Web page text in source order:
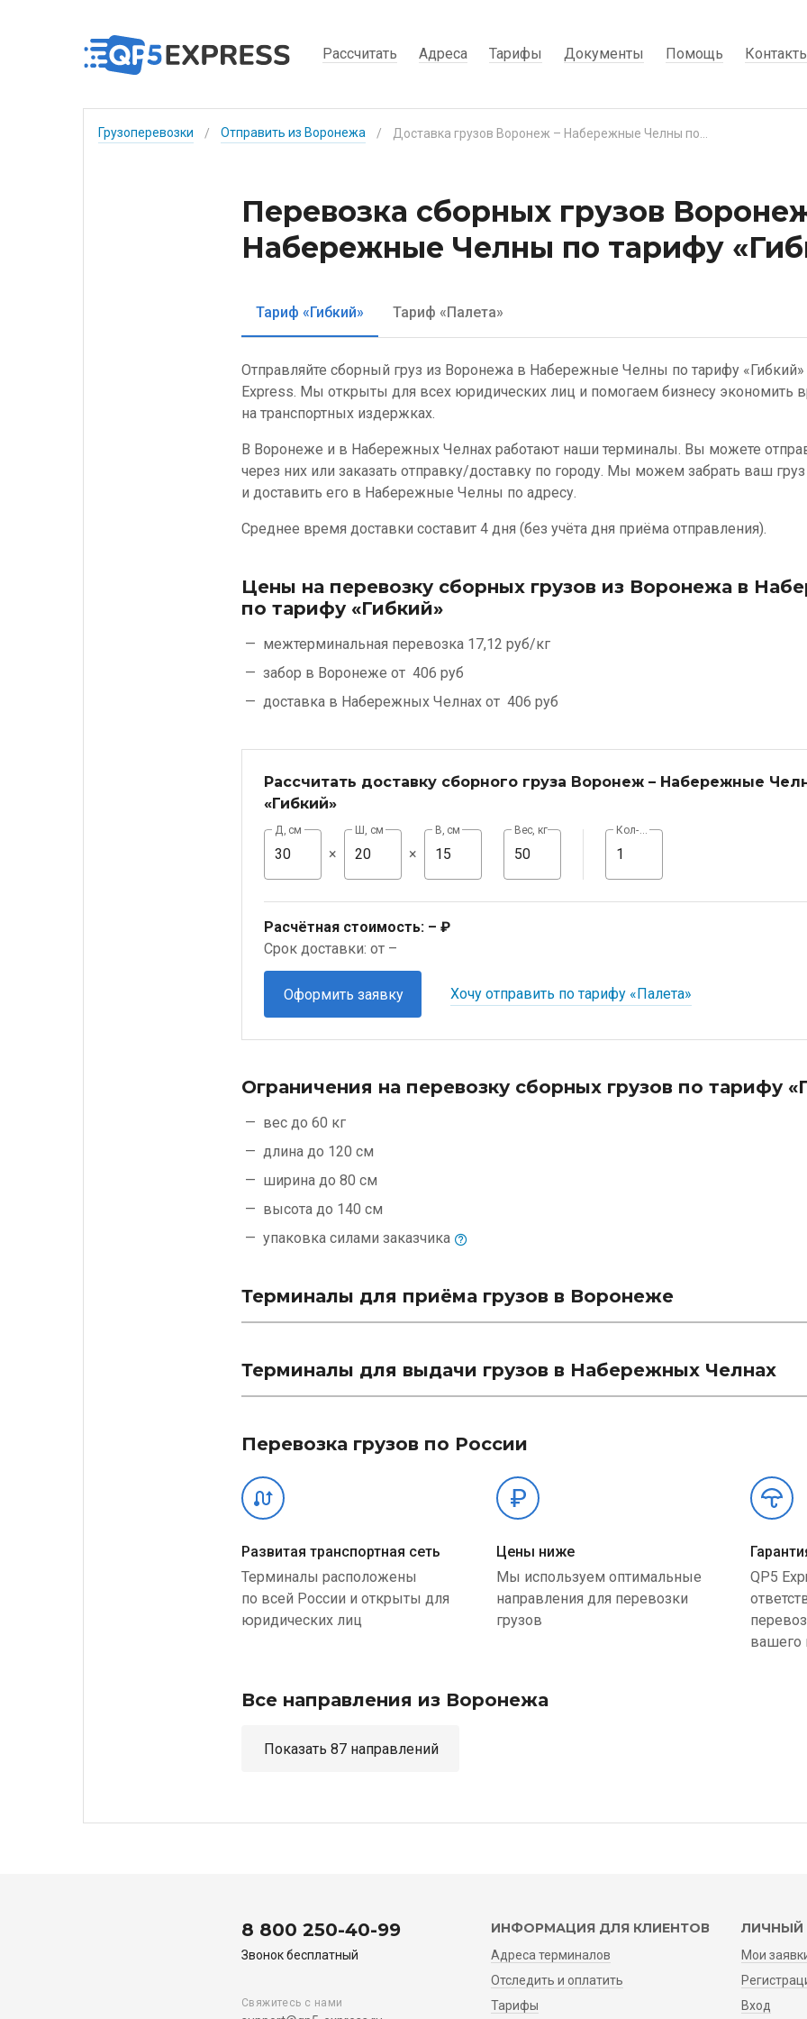
Рассчитать Адреса Тарифы Документы Помощь
Грузоперевозки / Отправить из Воронежа /
Перевозка сборных грузов
Набережные Челны по тарифу
Тариф «Гибкий» Тариф «Палета»
Отправляйте сборный груз из Воронежа в Набережные Челны по тарифу
Express. Мы открыты для всех юридических лиц и помогаем бизнесу экономить
на транспортных издержках.
В Воронеже и в Набережных Челнах работают наши терминалы. Вы можете
через них или заказать отправку/доставку по городу. Мы можем забрать ваш
и доставить его в Набережные Челны по адресу.
Среднее время доставки составит 4 дня (без учёта дня приёма отправления).
Цены на перевозку сборных грузов из Воронежа в
по тарифу «Гибкий»
межтерминальная перевозка 17,12 руб/кг
забор в Воронеже от 406 руб
доставка в Набережных Челнах от 406 руб
Рассчитать доставку сборного груза Воронеж – Набережные
«Гибкий»
Д, см
×
Ш, см
×
В, см Вес, кг Кол-во, шт
Расчётная стоимость: – ₽
Срок доставки: от –
Оформить заявку Хочу отправить по тарифу «Палета»
Ограничения на перевозку сборных грузов по тарифу
вес до 60 кг
длина до 120 см
ширина до 80 см
высота до 140 см
упаковка силами заказчика
Терминалы для приёма грузов в Воронеже
Терминалы для выдачи грузов в Набережных Челнах
Перевозка грузов по России
Развитая транспортная сеть
Терминалы расположены
по всей России и открыты для
юридических лиц
Цены ниже
Мы используем оптимальные
направления для перевозки
грузов
QP5
вашего
Все направления из Воронежа
Показать 87 направлений
8 800 250-40-99
Звонок бесплатный
Свяжитесь с нами
ИНФОРМАЦИЯ ДЛЯ КЛИЕНТОВ
Адреса терминалов
Отследить и оплатить
Тарифы
ЛИЧНЫЙ
Мои
Вход